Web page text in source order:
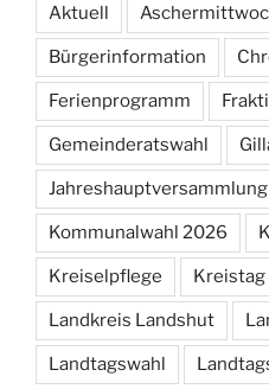
Aktuell
Bürgerinformation
Ferienprogramm
Gemeinderatswahl
Jahreshauptversammlung
Kommunalwahl 2026
Kreiselpflege Kreistag
Landkreis Landshut
Landtagswahl